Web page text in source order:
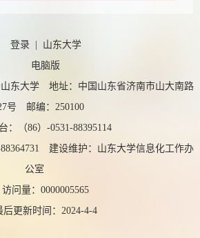
登录| 山东大学
电脑版
东大学 地址：中国山东省济南市山大南路
号 邮编：250100
：（86）-0531-88395114
建设维护：山东大学信息化工作办
公室
访问量： 0000005565
后更新时间： 2024-4-4